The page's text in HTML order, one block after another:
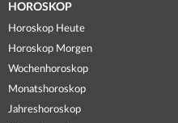
HOROSKOP
Horoskop Heute
Horoskop Morgen
Wochenhoroskop
Monatshoroskop
Jahreshoroskop